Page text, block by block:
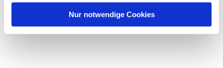
Nur notwendige Cookies